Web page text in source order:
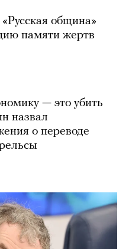
община»
памяти жертв
— это убить
назвал
о переводе